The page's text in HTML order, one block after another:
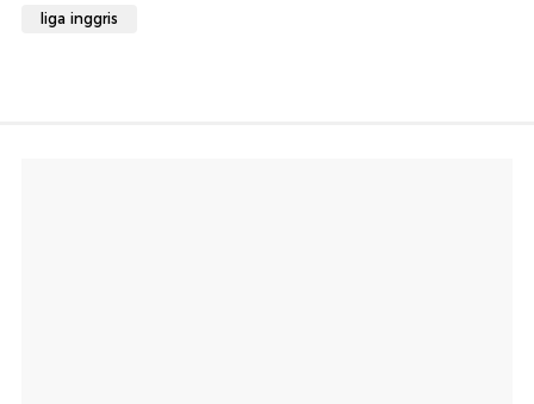
liga inggris